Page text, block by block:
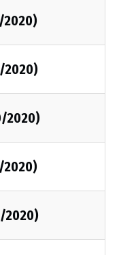
2020)
2020)
2020)
2020)
2020)